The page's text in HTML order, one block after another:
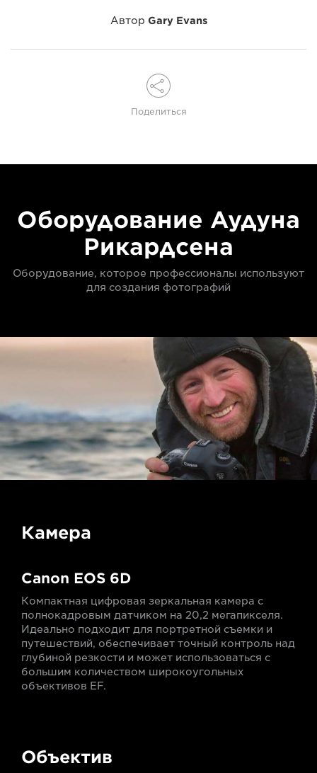
Автор Gary Evans
Поделиться
Оборудование Аудуна
Рикардсена
Оборудование, которое профессионалы используют
для создания фотографий
Камера
Canon EOS 6D
Компактная цифровая зеркальная камера с
полнокадровым датчиком на 20,2 мегапикселя.
Идеально подходит для портретной съемки и
путешествий, обеспечивает точный контроль над
глубиной резкости и может использоваться с
большим количеством широкоугольных
объективов EF.
Объектив